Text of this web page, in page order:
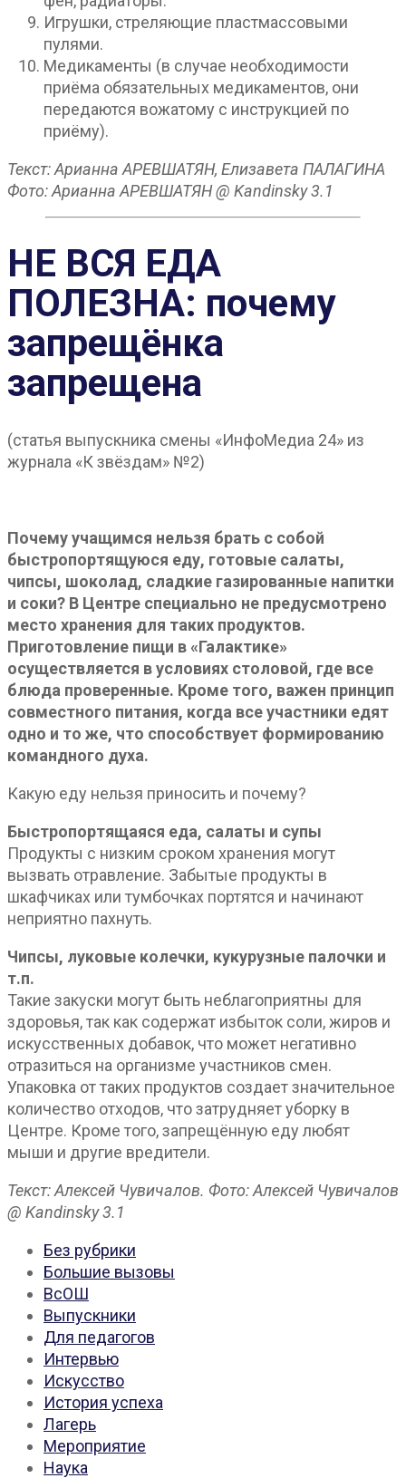
Игрушки, стреляющие пластмассовыми
пулями.
Медикаменты (в случае необходимости
приёма обязательных медикаментов, они
передаются вожатому с инструкцией по
приёму).
Текст: Арианна АРЕВШАТЯН, Елизавета ПАЛАГИНА
Фото: Арианна АРЕВШАТЯН @ Kandinsky 3.1
НЕ ВСЯ ЕДА
ПОЛЕЗНА: почему
запрещёнка
запрещена
(статья выпускника смены «ИнфоМедиа 24» из
журнала «К звёздам» №2)
Почему учащимся нельзя брать с собой
быстропортящуюся еду, готовые салаты,
чипсы, шоколад, сладкие газированные напитки
и соки? В Центре специально не предусмотрено
место хранения для таких продуктов.
Приготовление пищи в «Галактике»
осуществляется в условиях столовой, где все
блюда проверенные. Кроме того, важен принцип
совместного питания, когда все участники едят
одно и то же, что способствует формированию
командного духа.
Какую еду нельзя приносить и почему?
Быстропортящаяся еда, салаты и супы
Продукты с низким сроком хранения могут
вызвать отравление. Забытые продукты в
шкафчиках или тумбочках портятся и начинают
неприятно пахнуть.
Чипсы, луковые колечки, кукурузные палочки и
т.п.
Такие закуски могут быть неблагоприятны для
здоровья, так как содержат избыток соли, жиров и
искусственных добавок, что может негативно
отразиться на организме участников смен.
Упаковка от таких продуктов создает значительное
количество отходов, что затрудняет уборку в
Центре. Кроме того, запрещённую еду любят
мыши и другие вредители.
Текст: Алексей Чувичалов. Фото: Алексей Чувичалов
@ Kandinsky 3.1
Без рубрики
Большие вызовы
ВсОШ
Выпускники
Для педагогов
Интервью
Искусство
История успеха
Лагерь
Мероприятие
Наука